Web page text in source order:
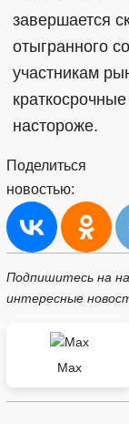
завершается
отыгранного
участникам
настороже.
Поделиться
новостью:
Подпишитесь на
интересные
Max